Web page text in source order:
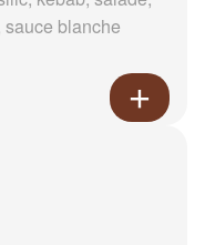
blanche